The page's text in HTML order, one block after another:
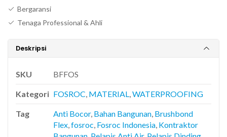
Bergaransi
Tenaga Professional & Ahli
Deskripsi
SKU BFFOS
Kategori FOSROC, MATERIAL,WATERPROOFING
Tag Anti Bocor, Bahan Bangunan, Brushbond
Flex,fosroc, Fosroc Indonesia, Kontraktor